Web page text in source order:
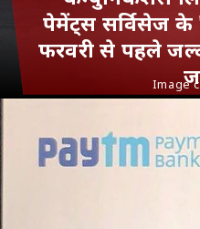
पेमेंट्स सर्विसेज के
फरवरी से पहले
Image